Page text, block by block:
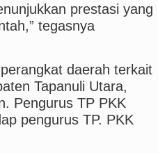
prestasi yang
tegasnya
daerah terkait
Tapanuli Utara,
Pengurus TP PKK
pengurus TP. PKK